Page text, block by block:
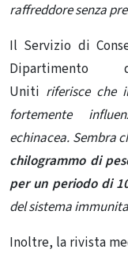
raffreddore senza
Il Servizio di
Dipartimento
Uniti riferisce che
fortemente
echinacea. Sembra
chilogrammo di
per un periodo di
del sistema
Inoltre, la rivista